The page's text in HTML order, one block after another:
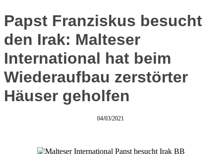
Papst Franziskus besucht
den Irak: Malteser
International hat beim
Wiederaufbau zerstörter
Häuser geholfen
04/03/2021